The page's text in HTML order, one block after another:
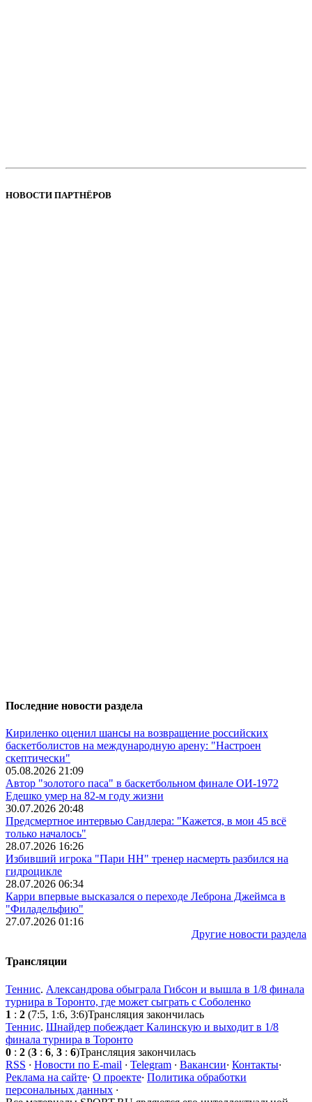
НОВОСТИ ПАРТНЁРОВ
Последние новости раздела
Кириленко оценил шансы на возвращение российских
баскетболистов на международную арену: "Настроен
скептически"
05.08.2026 21:09
Автор "золотого паса" в баскетбольном финале ОИ-1972
Едешко умер на 82-м году жизни
30.07.2026 20:48
Предсмертное интервью Сандлера: "Кажется, в мои 45 всё
только началось"
28.07.2026 16:26
Избивший игрока "Пари НН" тренер насмерть разбился на
гидроцикле
28.07.2026 06:34
Карри впервые высказался о переходе Леброна Джеймса в
"Филадельфию"
27.07.2026 01:16
Другие новости раздела
Трансляции
Теннис. Александрова обыграла Гибсон и вышла в 1/8 финала
турнира в Торонто, где может сыграть с Соболенко
1 : 2 (7:5, 1:6, 3:6)Трансляция закончилась
Теннис. Шнайдер побеждает Калинскую и выходит в 1/8
финала турнира в Торонто
0 : 2 (3 : 6, 3 : 6)Трансляция закончилась
RSS · Новости по E-mail · Telegram · Вакансии· Контакты·
Реклама на сайте· О проекте· Политика обработки
персональных данных ·